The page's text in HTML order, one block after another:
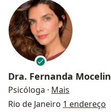
Dra. Fernanda Mocelin
Psicóloga · Mais
Rio de Janeiro 1 endereço